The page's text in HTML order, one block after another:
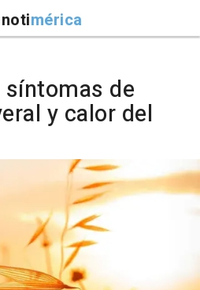
notimérica
síntomas de
y calor del